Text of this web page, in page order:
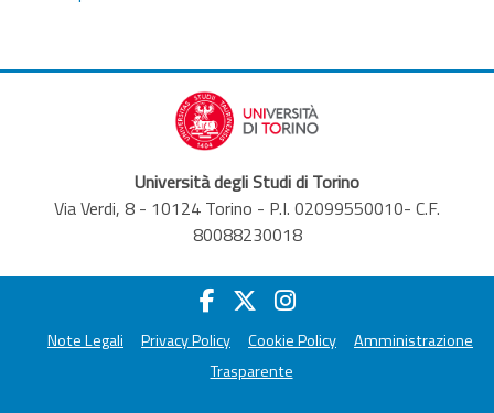
Università degli Studi di Torino
Via Verdi, 8 - 10124 Torino - P.I. 02099550010- C.F.
80088230018
Note Legali Privacy Policy Cookie Policy
Amministrazione
Trasparente